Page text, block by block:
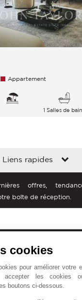
Appartement
1 Salles de
Liens rapides
offres,
boîte de réception.
John Taylor
cookies
pour améliorer votre
les cookies
boutons ci-dessous.